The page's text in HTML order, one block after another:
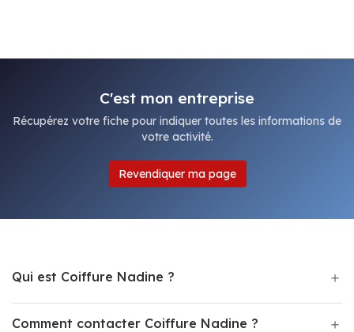
C'est mon entreprise
Récupérez votre fiche pour indiquer toutes les informations de
votre activité.
Revendiquer ma page
Qui est Coiffure Nadine ?
Comment contacter Coiffure Nadine ?